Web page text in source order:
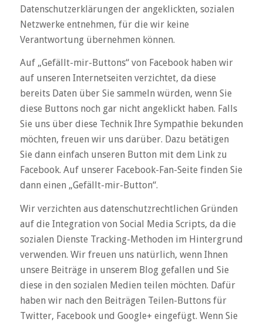
Datenschutzerklärungen der angeklickten, sozialen
Netzwerke entnehmen, für die wir keine
Verantwortung übernehmen können.
Auf „Gefällt-mir-Buttons“ von Facebook haben wir
auf unseren Internetseiten verzichtet, da diese
bereits Daten über Sie sammeln würden, wenn Sie
diese Buttons noch gar nicht angeklickt haben. Falls
Sie uns über diese Technik Ihre Sympathie bekunden
möchten, freuen wir uns darüber. Dazu betätigen
Sie dann einfach unseren Button mit dem Link zu
Facebook. Auf unserer Facebook-Fan-Seite finden Sie
dann einen „Gefällt-mir-Button“.
Wir verzichten aus datenschutzrechtlichen Gründen
auf die Integration von Social Media Scripts, da die
sozialen Dienste Tracking-Methoden im Hintergrund
verwenden. Wir freuen uns natürlich, wenn Ihnen
unsere Beiträge in unserem Blog gefallen und Sie
diese in den sozialen Medien teilen möchten. Dafür
haben wir nach den Beiträgen Teilen-Buttons für
Twitter, Facebook und Google+ eingefügt. Wenn Sie